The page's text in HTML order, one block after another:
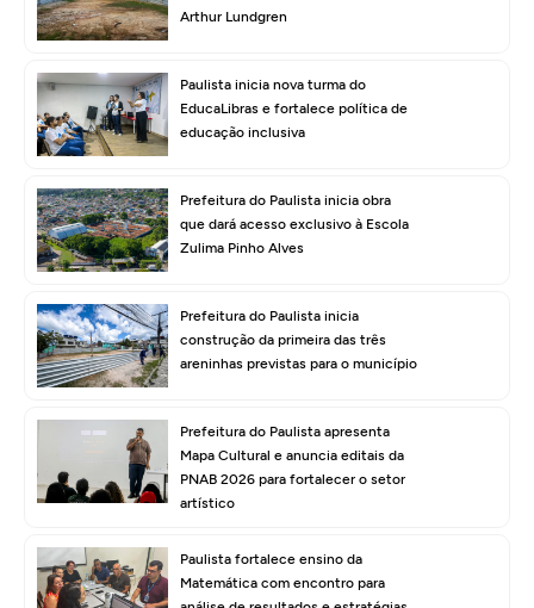
Arthur Lundgren
Paulista inicia nova turma do
EducaLibras e fortalece política de
educação inclusiva
Prefeitura do Paulista inicia obra
que dará acesso exclusivo à Escola
Zulima Pinho Alves
Prefeitura do Paulista inicia
construção da primeira das três
areninhas previstas para o município
Prefeitura do Paulista apresenta
Mapa Cultural e anuncia editais da
PNAB 2026 para fortalecer o setor
artístico
Paulista fortalece ensino da
Matemática com encontro para